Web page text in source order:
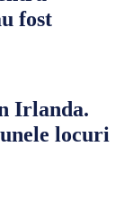
fost
Irlanda.
locuri